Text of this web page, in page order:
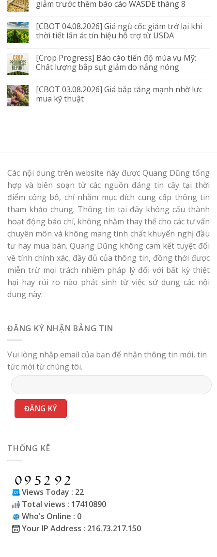
giảm trước thềm báo cáo WASDE tháng 8
[CBOT 04.08.2026] Giá ngũ cốc giảm trở lại khi
thời tiết lấn át tín hiệu hỗ trợ từ USDA
[Crop Progress] Báo cáo tiến độ mùa vụ Mỹ:
Chất lượng bắp sụt giảm do nắng nóng
[CBOT 03.08.2026] Giá bắp tăng mạnh nhờ lực
mua kỹ thuật
Các nội dung trên website này được Quang Dũng tổng
hợp và biên soạn từ các nguồn đáng tin cậy tại thời
điểm công bố, chỉ nhằm mục đích cung cấp thông tin
tham khảo chung. Thông tin tại đây không cấu thành
hoạt động báo chí, không nhằm thay thế cho các tư vấn
chuyên môn và không mang tính chất khuyến nghị đầu
tư hay mua bán. Quang Dũng không cam kết tuyệt đối
về tính chính xác, đầy đủ của thông tin, đồng thời được
miễn trừ mọi trách nhiệm pháp lý đối với bất kỳ thiệt
hại hay rủi ro nào phát sinh từ việc sử dụng các nội
dung này.
ĐĂNG KÝ NHẬN BẢNG TIN
Vui lòng nhập email của bạn để nhận thông tin mới, tin
tức mới từ chúng tôi.
THỐNG KÊ
Views Today : 22
Total views : 17410890
Who's Online : 0
Your IP Address : 216.73.217.150